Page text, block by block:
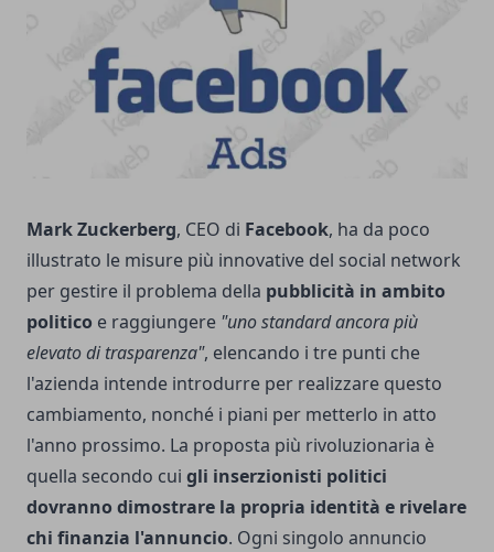
Mark Zuckerberg, CEO di Facebook, ha da poco
illustrato le misure più innovative del social network
per gestire il problema della pubblicità in ambito
politico e raggiungere "uno standard ancora più
elevato di trasparenza", elencando i tre punti che
l'azienda intende introdurre per realizzare questo
cambiamento, nonché i piani per metterlo in atto
l'anno prossimo. La proposta più rivoluzionaria è
quella secondo cui gli inserzionisti politici
dovranno dimostrare la propria identità e rivelare
chi finanzia l'annuncio. Ogni singolo annuncio